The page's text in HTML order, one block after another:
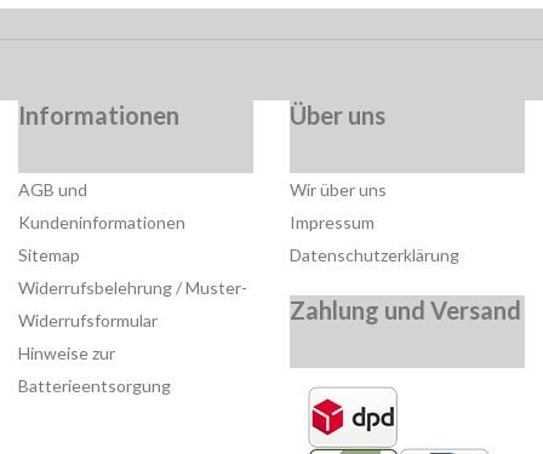
Informationen
AGB und
Kundeninformationen
Sitemap
Widerrufsbelehrung / Muster-
Widerrufsformular
Hinweise zur
Batterieentsorgung
Über uns
Wir über uns
Impressum
Datenschutzerklärung
Zahlung und Versand